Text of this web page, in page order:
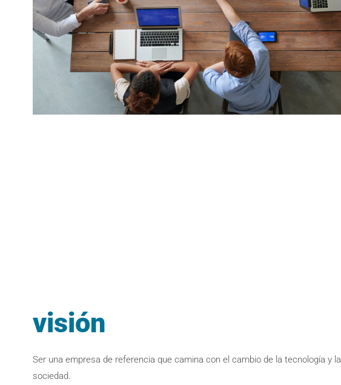
visión
Ser una empresa de referencia que camina con el cambio de la tecnología y la
sociedad.